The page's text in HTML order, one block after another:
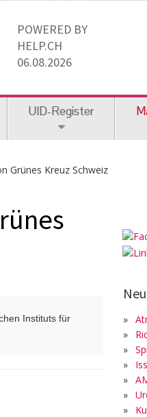
POWERED BY
HELP.CH
06.08.2026
UID-Register
Grünes Kreuz Schweiz
Instituts für
»
»
»
»
»
»
»